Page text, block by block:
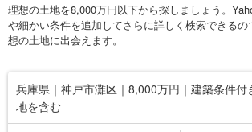
理想の土地を8,000万円以下から探しましょう。
や細かい条件を追加してさらに詳しく検索できるの
想の土地に出会えます。
兵庫県｜神戸市灘区｜8,000万円｜建築条件付
地を含む